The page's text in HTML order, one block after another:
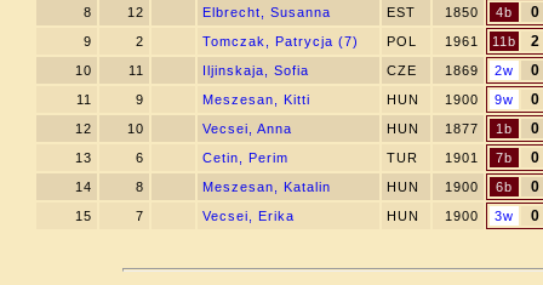
8 12 Elbrecht, Susanna EST 1850 4b 0
9 2 Tomczak, Patrycja (7) POL 1961 11b 2
10 11 Iljinskaja, Sofia CZE 1869 2w 0
11 9 Meszesan, Kitti HUN 1900 9w 0
12 10 Vecsei, Anna HUN 1877 1b 0
13 6 Cetin, Perim TUR 1901 7b 0
14 8 Meszesan, Katalin HUN 1900 6b 0
15 7 Vecsei, Erika HUN 1900 3w 0